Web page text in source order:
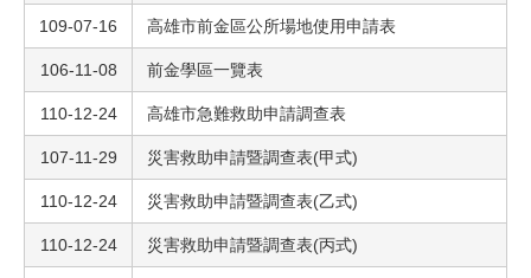
109-07-16 高雄市前金區公所場地使用申請表
106-11-08 前金學區一覽表
110-12-24 高雄市急難救助申請調查表
107-11-29 災害救助申請暨調查表(甲式)
110-12-24 災害救助申請暨調查表(乙式)
110-12-24 災害救助申請暨調查表(丙式)